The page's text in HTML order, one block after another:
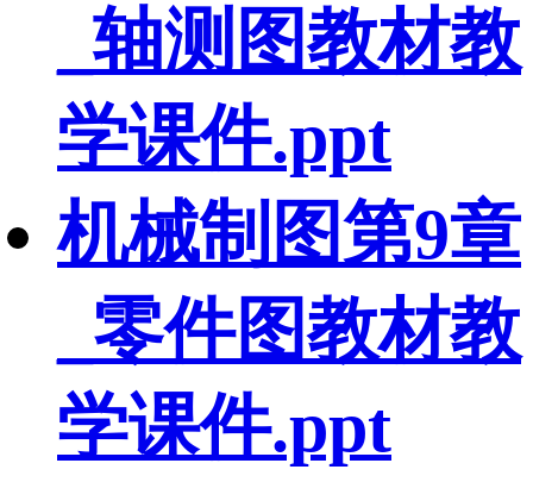
_轴测图教材教
学课件.ppt
机械制图第9章
_零件图教材教
学课件.ppt